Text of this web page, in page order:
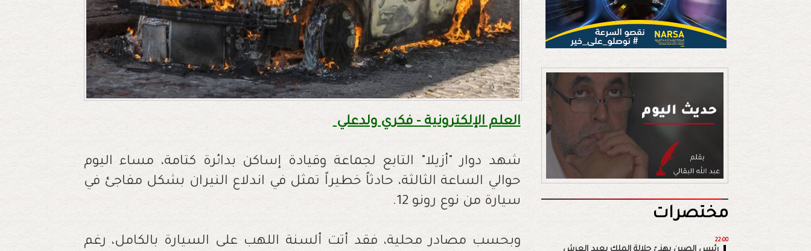
العلم الإلكترونية - فكري ولدعلي
شهد دوار "أزيلا" التابع لجماعة وقيادة إساكن بدائرة كتامة، مساء اليوم
حوالي الساعة الثالثة، حادثاً خطيراً تمثل في اندلاع النيران بشكل مفاجئ في
سيارة من نوع رونو 12.
وبحسب مصادر محلية، فقد أتت ألسنة اللهب على السيارة بالكامل، رغم
مختصرات
22:00